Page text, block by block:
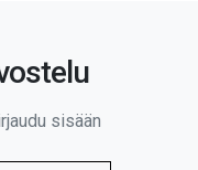
sisään